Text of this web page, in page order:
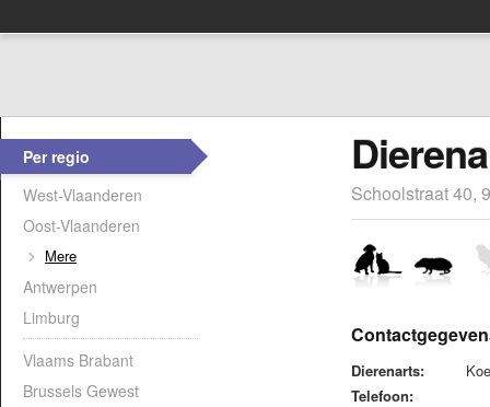
Per regio
West-Vlaanderen
Oost-Vlaanderen
Mere
Antwerpen
Limburg
Vlaams Brabant
Brussels Gewest
Schoolstraat 40,
Dierenarts:
Telefoon: